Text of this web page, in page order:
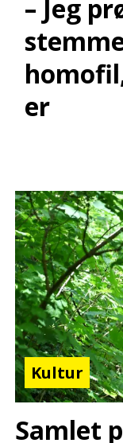
– Jeg
er
Kultur
Samlet